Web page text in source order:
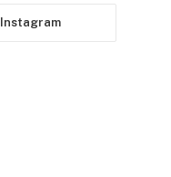
Instagram